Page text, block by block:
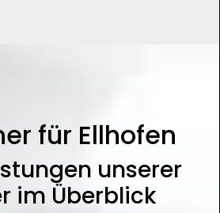
für Ellhofen
unserer
im Überblick